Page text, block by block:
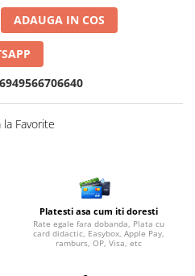
ADAUGA IN COS
6949566706640
la Favorite
Platesti asa cum iti doresti
Rate egale fara dobanda, Plata cu
card didactic, Easybox, Apple Pay,
ramburs, OP, Visa, etc